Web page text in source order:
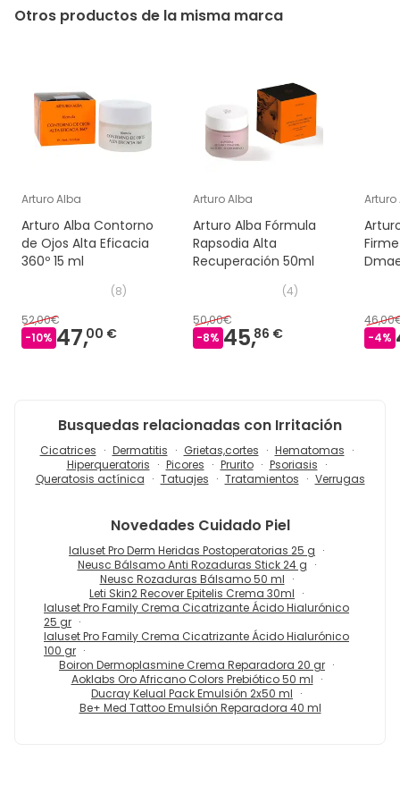
Otros productos de la misma marca
Arturo Alba
Arturo Alba Contorno
de Ojos Alta Eficacia
360º 15 ml
(8)
52,00€
-10% 47,00 €
Arturo Alba
Arturo Alba Fórmula
Rapsodia Alta
Recuperación 50ml
(4)
50,00€
-8% 45,86 €
Arturo
-4%
Busquedas relacionadas con Irritación
Cicatrices Dermatitis Grietas,cortes
Hematomas
Hiperqueratoris
Picores Prurito
Psoriasis
Queratosis actínica
Tatuajes Tratamientos Verrugas
Novedades Cuidado Piel
Ialuset Pro Derm Heridas Postoperatorias 25 g
Neusc Bálsamo Anti Rozaduras Stick 24 g
Neusc Rozaduras Bálsamo 50 ml
Leti Skin2 Recover Epitelis Crema 30ml
Ialuset Pro Family Crema Cicatrizante Ácido Hialurónico
25 gr
Ialuset Pro Family Crema Cicatrizante Ácido Hialurónico
100 gr
Boiron Dermoplasmine Crema Reparadora 20 gr
Aoklabs Oro Africano Colors Prebiótico 50 ml
Ducray Kelual Pack Emulsión 2x50 ml
Be+ Med Tattoo Emulsión Reparadora 40 ml